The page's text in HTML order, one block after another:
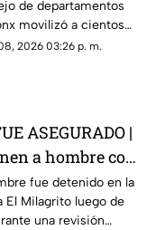
y 14 heridos
de departamentos
movilizó a cientos
y dejó víctimas
2026 03:26 p. m.
ASEGURADO |
a hombre con
artesanal y
limadas
fue detenido en la
El Milagrito luego de
una revisión